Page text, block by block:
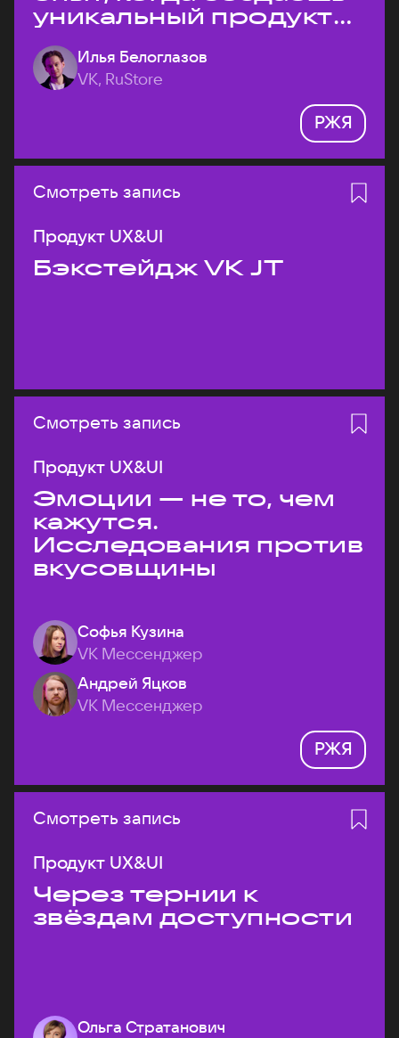
уникальный продукт
на рынке?
Илья Белоглазов
VK, RuStore
РЖЯ
Смотреть запись
Продукт UX&UI
Бэкстейдж VK JT
Смотреть запись
Продукт UX&UI
Эмоции — не то, чем
кажутся.
Исследования против
вкусовщины
Софья Кузина
VK Мессенджер
Андрей Яцков
VK Мессенджер
РЖЯ
Смотреть запись
Продукт UX&UI
Через тернии к
звёздам доступности
Ольга Стратанович